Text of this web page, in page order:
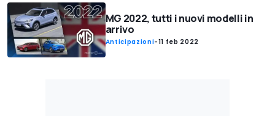
MG 2022, tutti i nuovi modelli in
arrivo
Anticipazioni-11 feb 2022